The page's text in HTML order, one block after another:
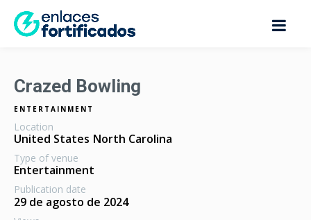
Crazed Bowling
ENTERTAINMENT
Location
United States North Carolina
Type of venue
Entertainment
Publication date
29 de agosto de 2024